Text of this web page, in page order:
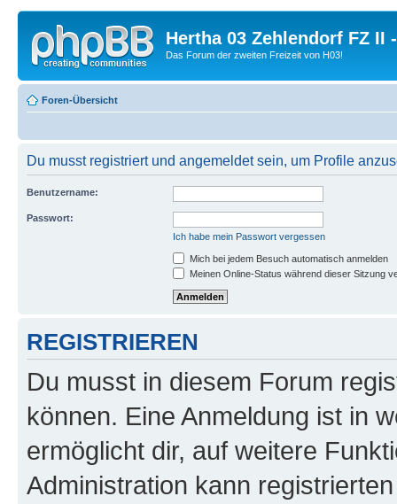
Hertha 03 Zehlendorf FZ II
Das Forum der zweiten Freizeit von H03!
Foren-Übersicht
Du musst registriert und angemeldet sein, um Profile
Benutzername:
Passwort:
Ich habe mein Passwort vergessen
Mich bei jedem Besuch automatisch anmelden
Meinen Online-Status während dieser Sitzung
REGISTRIEREN
Du musst in diesem Forum
können. Eine Anmeldung ist in
ermöglicht dir, auf weitere
Administration kann